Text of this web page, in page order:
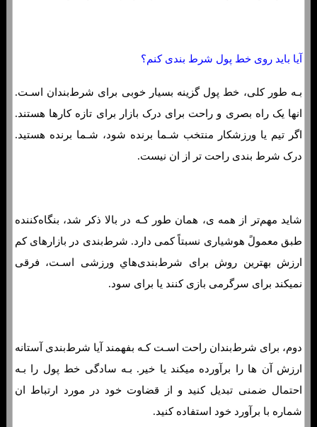
آیا باید روی خط پول شرط بندی کنم؟
بـه طور کلی، خط پول گزینه بسیار خوبی برای شرط‌بندان اسـت.
انها یک راه بصری و راحت برای درک بازار برای تازه کارها هستند.
اگر تیم یا ورزشکار منتخب شـما برنده شود، شـما برنده هستید.
درک شرط بندی راحت تر از ان نیست.
شاید مهم‌تر از همه ی، همان طور کـه در بالا ذکر شد، بنگاه‌کننده
طبق معمولً هوشیاری نسبتاً کمی دارد. شرط‌بندی در بازارهای کم
ارزش بهترین روش برای شرط‌بندی‌هاي‌ ورزشی اسـت، فرقی
نمیکند برای سرگرمی بازی کنند یا برای سود.
دوم، برای شرط‌بندان راحت اسـت کـه بفهمند آیا شرط‌بندی آستانه
ارزش آن ها را برآورده میکند یا خیر. بـه سادگی خط پول را بـه
احتمال ضمنی تبدیل کنید و از قضاوت خود در مورد ارتباط ان
شماره با برآورد خود استفاده کنید.